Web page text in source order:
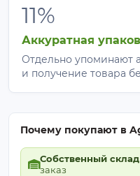
11%
Аккуратная
Отдельно упоминают
и получение товара
Почему покупают в
Собственный склад
заказ